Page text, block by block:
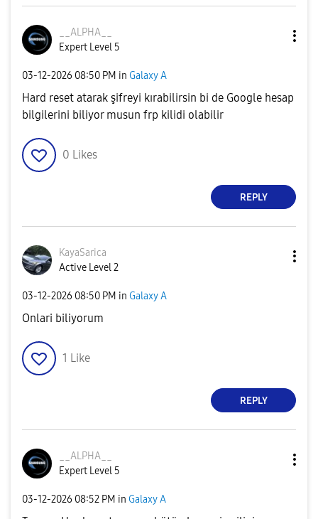
__ALPHA__
Expert Level 5
‎03-12-2026 08:50 PM in Galaxy A
Hard reset atarak şifreyi kırabilirsin bi de Google hesap
bilgilerini biliyor musun frp kilidi olabilir
0 Likes
REPLY
KayaSarica
Active Level 2
‎03-12-2026 08:50 PM in Galaxy A
Onlari biliyorum
1 Like
REPLY
__ALPHA__
Expert Level 5
‎03-12-2026 08:52 PM in Galaxy A